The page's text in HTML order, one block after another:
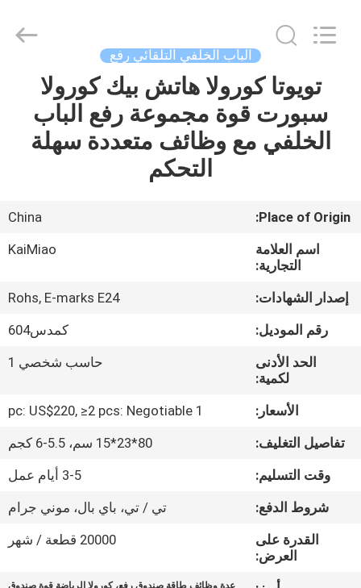
منزل،
بيت
معلومات
جولة
المعمل
مراقبة
الجودة
اتصل
Technology
الباب الخلفي التلقائي رفع
تويوتا كورولا هاتش بيك كورولا
سبورت قوة مجموعة رفع الباب
الخلفي مع وظائف متعددة سهلة
التحكم
Place of Origin:
China
اسم العلامة
التجارية:
KaiMiao
إصدار الشهادات:
Rohs, E-marks E24
رقم الموديل:
كمدس604
الحد الأدنى
لكمية:
حاسب شخصي 1
الأسعار:
1 pc: US$220, ≥2 pcs: Negotiable
تفاصيل التغليف:
80*23*15 سم، 5.5-6 كجم
وقت التسليم:
3-5 أيام عمل
شروط الدفع:
تي / تي، باي بال، موني جرام
القدرة على
العرض:
20000 قطعة / شهر